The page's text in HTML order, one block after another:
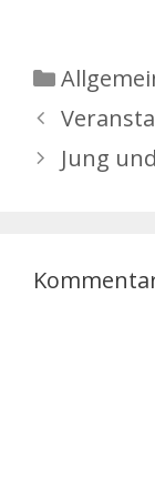
da nicht Sinn
Leerrohre für
verlegen zu
da derJung